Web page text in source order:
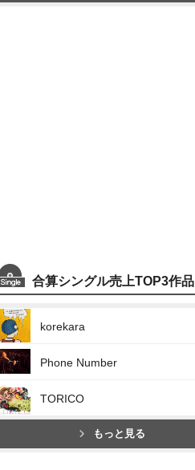
合算シングル売上TOP3作品
korekara
Phone Number
TORICO
もっと見る